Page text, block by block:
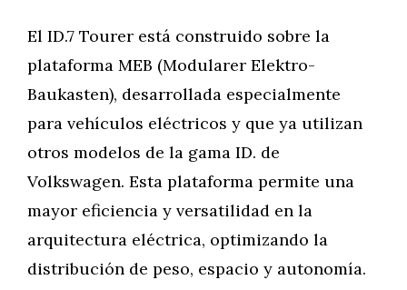
El ID.7 Tourer está construido sobre la
plataforma MEB (Modularer Elektro-
Baukasten), desarrollada especialmente
para vehículos eléctricos y que ya utilizan
otros modelos de la gama ID. de
Volkswagen. Esta plataforma permite una
mayor eficiencia y versatilidad en la
arquitectura eléctrica, optimizando la
distribución de peso, espacio y autonomía.